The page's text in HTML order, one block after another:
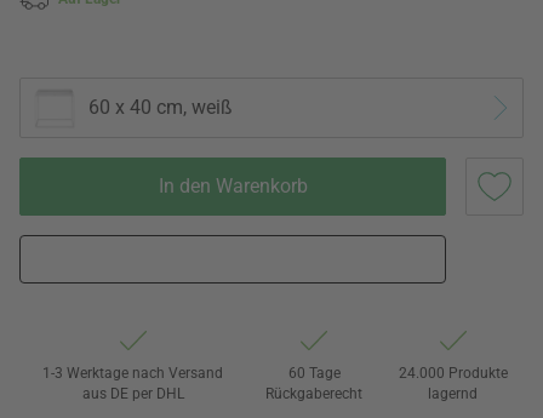
60 x 40 cm, weiß
In den Warenkorb
1-3 Werktage nach Versand
aus DE per DHL
60 Tage
Rückgaberecht
24.000 Produkte
lagernd